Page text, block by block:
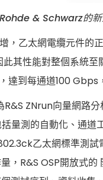
Rohde & Schwarz的新
，乙太網電纜元件
其性能對整個系統
達到每通道100
ZNrun向量網路
量測的自動化、通
乙太網標準測
，R&S OSP開放式